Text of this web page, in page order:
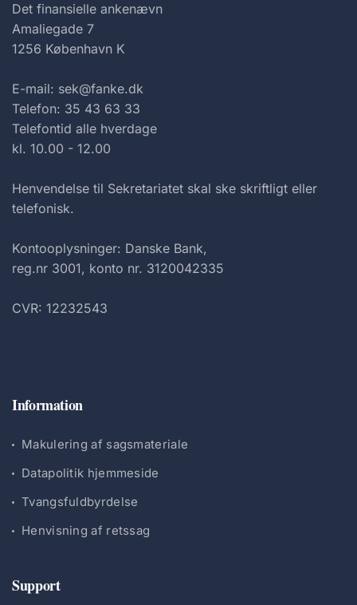
Det finansielle ankenævn
Amaliegade 7
1256 København K
E-mail: sek@fanke.dk
Telefon: 35 43 63 33
Telefontid alle hverdage
kl. 10.00 - 12.00
Henvendelse til Sekretariatet skal ske skriftligt eller
telefonisk.
Kontooplysninger: Danske Bank,
reg.nr 3001, konto nr. 3120042335
CVR: 12232543
Information
Makulering af sagsmateriale
Datapolitik hjemmeside
Tvangsfuldbyrdelse
Henvisning af retssag
Support